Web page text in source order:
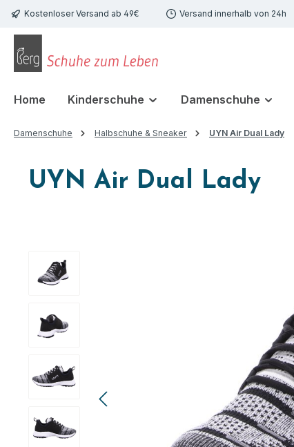
Hauptinhalt springen
Zur Suche springen
Zur Hauptnavigation springen
Kostenloser Versand ab 49€ Versand innerhalb von 24h
Home Kinderschuhe Damenschuhe
Damenschuhe Halbschuhe & Sneaker UYN Air Dual Lady
UYN Air Dual Lady
Bildergalerie überspringen